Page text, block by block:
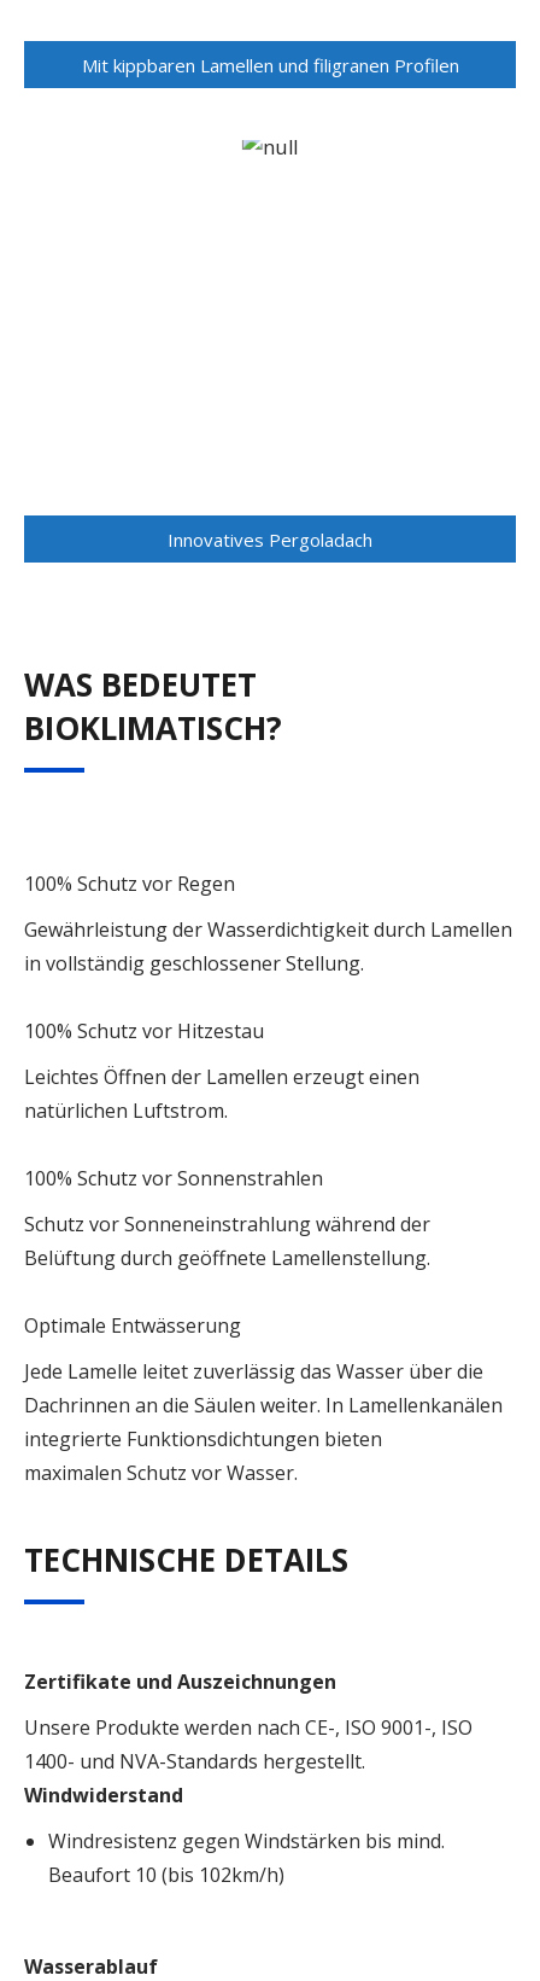
Mit kippbaren Lamellen und filigranen Profilen
Innovatives Pergoladach
WAS BEDEUTET
BIOKLIMATISCH?
100% Schutz vor Regen
Gewährleistung der Wasserdichtigkeit durch Lamellen
in vollständig geschlossener Stellung.
100% Schutz vor Hitzestau
Leichtes Öffnen der Lamellen erzeugt einen
natürlichen Luftstrom.
100% Schutz vor Sonnenstrahlen
Schutz vor Sonneneinstrahlung während der
Belüftung durch geöffnete Lamellenstellung.
Optimale Entwässerung
Jede Lamelle leitet zuverlässig das Wasser über die
Dachrinnen an die Säulen weiter. In Lamellenkanälen
integrierte Funktionsdichtungen bieten
maximalen Schutz vor Wasser.
TECHNISCHE DETAILS
Zertifikate und Auszeichnungen
Unsere Produkte werden nach CE-, ISO 9001-, ISO
1400- und NVA-Standards hergestellt.
Windwiderstand
Windresistenz gegen Windstärken bis mind.
Beaufort 10 (bis 102km/h)
Wasserablauf